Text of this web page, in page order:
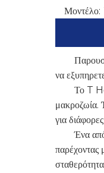
Μοντέλο:
να
Το T
μακροζωία.
για
Ένα
παρέχοντας